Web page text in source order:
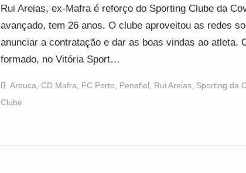
Rui Areias, ex-Mafra é reforço do Sporting Clube da
avançado, tem 26 anos. O clube aproveitou as redes
anunciar a contratação e dar as boas vindas ao atleta.
formado, no Vitória Sport…
Arouca CD Mafra FC Porto Penafiel Rui Areias, Sporting da
Clube